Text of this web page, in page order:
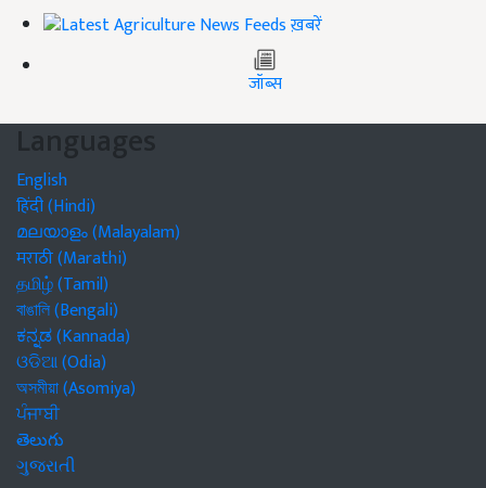
ख़बरें
जॉब्स
Languages
English
हिंदी (Hindi)
മലയാളം (Malayalam)
मराठी (Marathi)
தமிழ் (Tamil)
বাঙালি (Bengali)
ಕನ್ನಡ (Kannada)
ଓଡିଆ (Odia)
অসমীয়া (Asomiya)
ਪੰਜਾਬੀ
తెలుగు
ગુજરાતી